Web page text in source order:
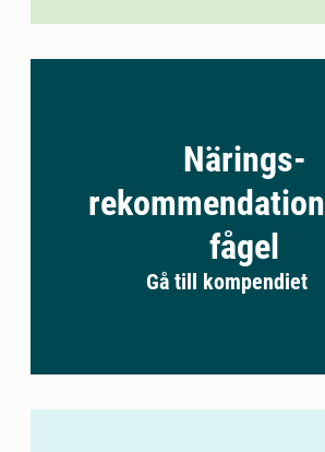
Närings-
fågel
Gå till kompendiet